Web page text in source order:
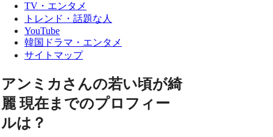
TV・エンタメ
トレンド・話題な人
YouTube
韓国ドラマ・エンタメ
サイトマップ
アンミカさんの若い頃が綺
麗 現在までのプロフィー
ルは？